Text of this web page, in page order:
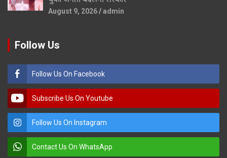
August 9, 2026 admin
Follow Us
Follow Us On Facebook
Subscribe Us On Youtube
Follow Us On Instagram
Contact Us On WhatsApp